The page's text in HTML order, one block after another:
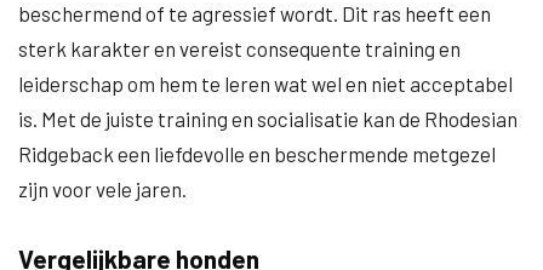
beschermend of te agressief wordt. Dit ras heeft een
sterk karakter en vereist consequente training en
leiderschap om hem te leren wat wel en niet acceptabel
is. Met de juiste training en socialisatie kan de Rhodesian
Ridgeback een liefdevolle en beschermende metgezel
zijn voor vele jaren.
Vergelijkbare honden